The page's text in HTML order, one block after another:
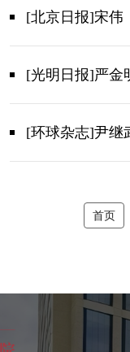
[北京日报]宋伟
[光明日报]严金
[环球杂志]尹继
首页